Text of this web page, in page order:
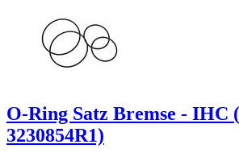
O-Ring Satz Bremse - IHC
3230854R1)